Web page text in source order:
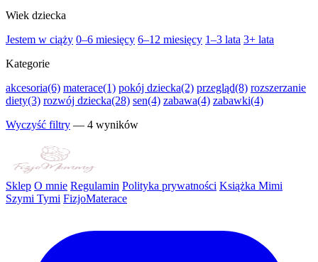
Wiek dziecka
Jestem w ciąży 0–6 miesięcy 6–12 miesięcy 1–3 lata 3+ lata
Kategorie
akcesoria(6) materace(1) pokój dziecka(2) przegląd(8) rozszerzanie
diety(3) rozwój dziecka(28) sen(4) zabawa(4) zabawki(4)
Wyczyść filtry — 4 wyników
Sklep O mnie Regulamin Polityka prywatności Książka Mimi
Szymi Tymi FizjoMaterace